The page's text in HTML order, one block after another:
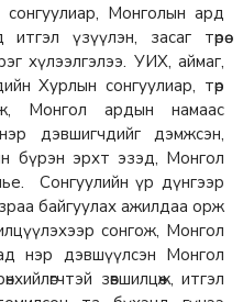
Монголын ард
үзүүлэн, засаг төрөө
хүлээлгэлээ. УИХ, аймаг,
Хурлын сонгуулиар, төр
Монгол ардын намаас
нэр дэвшигчдийг дэмжсэн,
бүрэн эрхт эзэд, Монгол
Сонгуулийн үр дүнгээр
байгуулах ажилдаа орж
сонгож, Монгол
нэр дэвшүүлсэн Монгол
зөвшилцөж, итгэл